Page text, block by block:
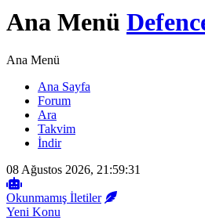
Ana Menü
Ana Menü
Ana Sayfa
Forum
Ara
Takvim
İndir
08 Ağustos 2026, 21:59:31
Okunmamış İletiler
Yeni Konu